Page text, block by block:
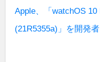
Apple、「watchOS
(21R5355a)」を開発